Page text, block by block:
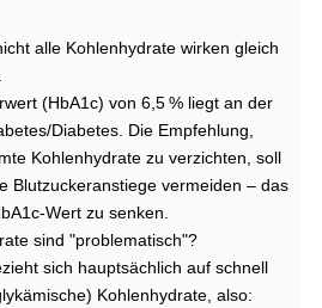
alle Kohlenhydrate wirken gleich
(HbA1c) von 6,5 % liegt an der
Diabetes. Die Empfehlung,
Kohlenhydrate zu verzichten, soll
Blutzuckeranstiege vermeiden – das
Wert zu senken.
sind "problematisch"?
sich hauptsächlich auf schnell
Kohlenhydrate, also: